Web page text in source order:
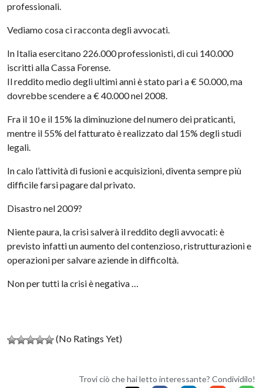
professionali.
Vediamo cosa ci racconta degli avvocati.
In Italia esercitano 226.000 professionisti, di cui 140.000
iscritti alla Cassa Forense.
Il reddito medio degli ultimi anni è stato pari a € 50.000, ma
dovrebbe scendere a € 40.000 nel 2008.
Fra il 10 e il 15% la diminuzione del numero dei praticanti,
mentre il 55% del fatturato è realizzato dal 15% degli studi
legali.
In calo l’attività di fusioni e acquisizioni, diventa sempre più
difficile farsi pagare dal privato.
Disastro nel 2009?
Niente paura, la crisi salverà il reddito degli avvocati: è
previsto infatti un aumento del contenzioso, ristrutturazioni e
operazioni per salvare aziende in difficoltà.
Non per tutti la crisi è negativa …
(No Ratings Yet)
Trovi ciò che hai letto interessante? Condividilo!